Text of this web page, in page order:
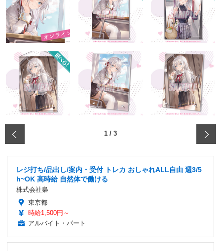
1 / 3
レジ打ち/品出し/案内・受付 トレカ おしゃれALL自由 週3/5
h~OK 高時給 自然体で働ける
株式会社梟
東京都
時給1,500円～
アルバイト・パート